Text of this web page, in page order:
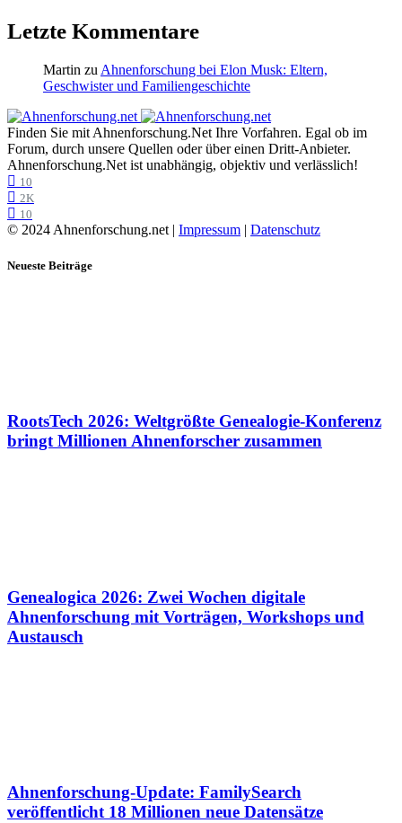
Letzte Kommentare
Martin zu Ahnenforschung bei Elon Musk: Eltern,
Geschwister und Familiengeschichte
Finden Sie mit Ahnenforschung.Net Ihre Vorfahren. Egal ob im
Forum, durch unsere Quellen oder über einen Dritt-Anbieter.
Ahnenforschung.Net ist unabhängig, objektiv und verlässlich!
10
2K
10
© 2024 Ahnenforschung.net | Impressum | Datenschutz
Neueste Beiträge
RootsTech 2026: Weltgrößte Genealogie-Konferenz
bringt Millionen Ahnenforscher zusammen
Genealogica 2026: Zwei Wochen digitale
Ahnenforschung mit Vorträgen, Workshops und
Austausch
Ahnenforschung-Update: FamilySearch
veröffentlicht 18 Millionen neue Datensätze